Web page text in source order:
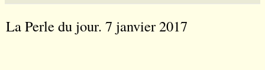
La Perle du jour. 7 janvier 2017